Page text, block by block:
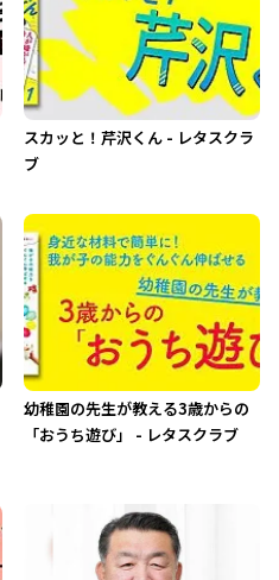
スカッと！芹沢くん - レタスクラ
ブ
幼稚園の先生が教える3歳からの
「おうち遊び」 - レタスクラブ